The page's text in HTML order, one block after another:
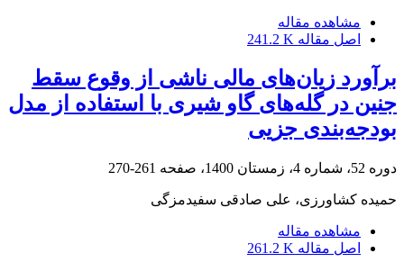
مشاهده مقاله
اصل مقاله 241.2 K
برآورد زیان‌های مالی ناشی از وقوع سقط
جنین در گله‌های گاو شیری با استفاده ‏از مدل
بودجه‌بندی جزیی
دوره 52، شماره 4، زمستان 1400، صفحه 261-270
حمیده کشاورزی، علی صادقی سفیدمزگی
مشاهده مقاله
اصل مقاله 261.2 K